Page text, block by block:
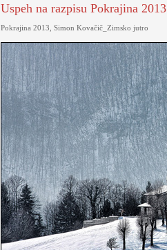
Uspeh na razpisu Pokrajina 2013
Pokrajina 2013, Simon Kovačič_Zimsko jutro